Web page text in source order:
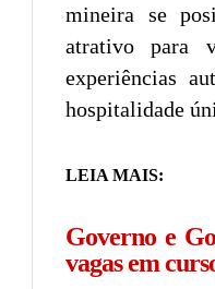
mineira se
atrativo para
experiências
hospitalidade
LEIA MAIS:
Governo e
vagas em